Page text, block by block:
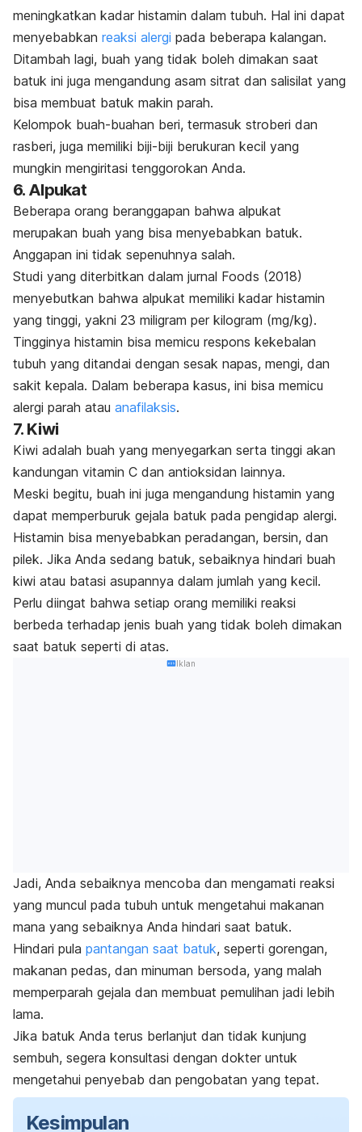
meningkatkan kadar histamin dalam tubuh. Hal ini dapat
menyebabkan reaksi alergi pada beberapa kalangan.
Ditambah lagi, buah yang tidak boleh dimakan saat
batuk ini juga mengandung asam sitrat dan salisilat yang
bisa membuat batuk makin parah.
Kelompok buah-buahan beri, termasuk stroberi dan
rasberi, juga memiliki biji-biji berukuran kecil yang
mungkin mengiritasi tenggorokan Anda.
6. Alpukat
Beberapa orang beranggapan bahwa alpukat
merupakan buah yang bisa menyebabkan batuk.
Anggapan ini tidak sepenuhnya salah.
Studi yang diterbitkan dalam jurnal Foods (2018)
menyebutkan bahwa alpukat memiliki kadar histamin
yang tinggi, yakni 23 miligram per kilogram (mg/kg).
Tingginya histamin bisa memicu respons kekebalan
tubuh yang ditandai dengan sesak napas, mengi, dan
sakit kepala. Dalam beberapa kasus, ini bisa memicu
alergi parah atau anafilaksis.
7. Kiwi
Kiwi adalah buah yang menyegarkan serta tinggi akan
kandungan vitamin C dan antioksidan lainnya.
Meski begitu, buah ini juga mengandung histamin yang
dapat memperburuk gejala batuk pada pengidap alergi.
Histamin bisa menyebabkan peradangan, bersin, dan
pilek. Jika Anda sedang batuk, sebaiknya hindari buah
kiwi atau batasi asupannya dalam jumlah yang kecil.
Perlu diingat bahwa setiap orang memiliki reaksi
berbeda terhadap jenis buah yang tidak boleh dimakan
saat batuk seperti di atas.
Iklan
Jadi, Anda sebaiknya mencoba dan mengamati reaksi
yang muncul pada tubuh untuk mengetahui makanan
mana yang sebaiknya Anda hindari saat batuk.
Hindari pula pantangan saat batuk, seperti gorengan,
makanan pedas, dan minuman bersoda, yang malah
memperparah gejala dan membuat pemulihan jadi lebih
lama.
Jika batuk Anda terus berlanjut dan tidak kunjung
sembuh, segera konsultasi dengan dokter untuk
mengetahui penyebab dan pengobatan yang tepat.
Kesimpulan